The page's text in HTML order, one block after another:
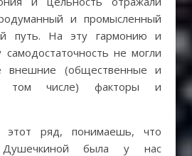
и промысленный
путь. На эту гармонию и
не могли
внешние (общественные и
том числе) факторы и
этот ряд, понимаешь, что
была у нас